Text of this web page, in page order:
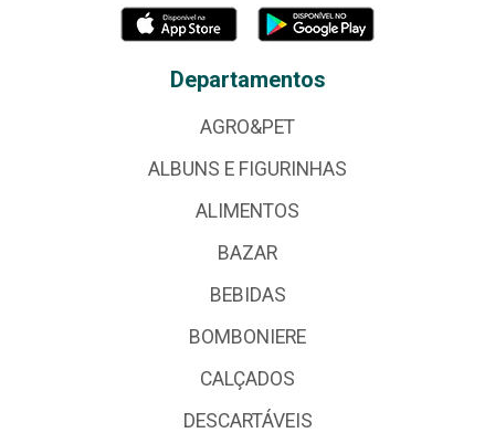
Departamentos
AGRO&PET
ALBUNS E FIGURINHAS
ALIMENTOS
BAZAR
BEBIDAS
BOMBONIERE
CALÇADOS
DESCARTÁVEIS